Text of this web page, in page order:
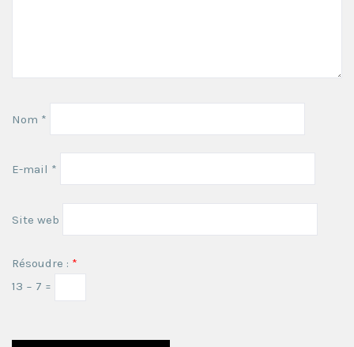
Nom *
E-mail *
Site web
Résoudre : *
13 − 7 =